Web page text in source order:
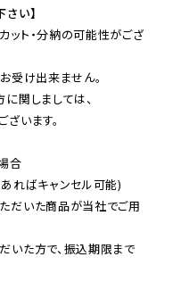
い】
ット・分納の可能性がござ
受け出来ません。
関しましては、
います。
合
ればキャンセル可能)
だいた商品が当社でご用
いた方で、振込期限まで